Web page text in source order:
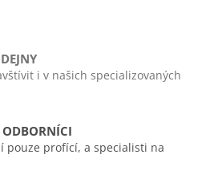
i v našich specializovaných
pouze profící, a specialisti na